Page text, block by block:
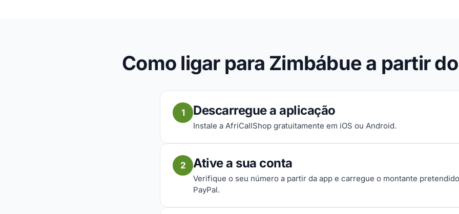
Como ligar para Zimbábue a partir
1 Descarregue a aplicação
Instale a AfriCallShop gratuitamente em iOS ou Android.
2 Ative a sua conta
Verifique o seu número a partir da app e carregue o montante
PayPal.